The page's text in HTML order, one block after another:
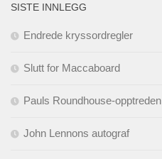
SISTE INNLEGG
Endrede kryssordregler
Slutt for Maccaboard
Pauls Roundhouse-opptreden
John Lennons autograf